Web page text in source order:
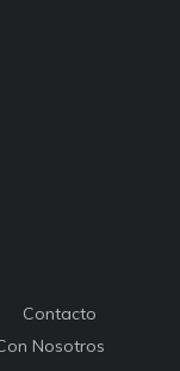
Contacto
Nosotros